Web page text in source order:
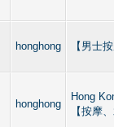
honghong 【男士
honghong
Hong
【按摩